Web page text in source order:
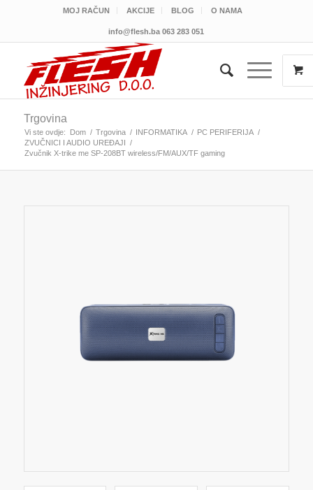
MOJ RAČUN AKCIJE BLOG O NAMA
info@flesh.ba 063 283 051
Trgovina
Vi ste ovdje: Dom / Trgovina / INFORMATIKA / PC PERIFERIJA /
ZVUČNICI I AUDIO UREĐAJI /
Zvučnik X-trike me SP-208BT wireless/FM/AUX/TF gaming